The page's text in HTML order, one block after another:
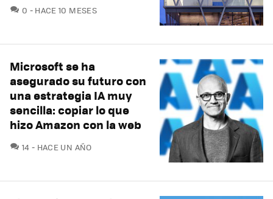
0 COMENTARIOS
HACE 10 MESES
Microsoft se ha
asegurado su futuro con
una estrategia IA muy
sencilla: copiar lo que
hizo Amazon con la web
14 COMENTARIOS
HACE UN AÑO